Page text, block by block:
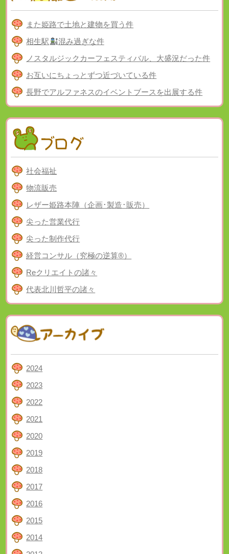
また姫路で土地と建物を買う件
相生駅
混み過ぎな件
ノスタルジックカーフェスティバル、大盛況だった件
お互いにちょっとずつ近づいている件
長野でアルファネスのイベントブースを出展する件
社会福祉
物流販売
レザー姫路本陣（企画･製造･販売）
尖った営業代行
尖った制作代行
経営コンサル（究極の逆算®）
Reクリエイトの諸々
代表北川哲平の諸々
2024
2023
2022
2021
2020
2019
2018
2017
2016
2015
2014